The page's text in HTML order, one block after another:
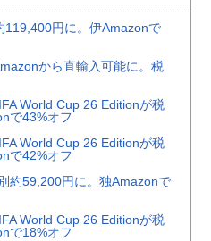
円に。伊Amazonで
から直輸入可能に。税
World Cup 26 Editionが税
で43%オフ
World Cup 26 Editionが税
で42%オフ
約59,200円に。独Amazonで
World Cup 26 Editionが税
で18%オフ